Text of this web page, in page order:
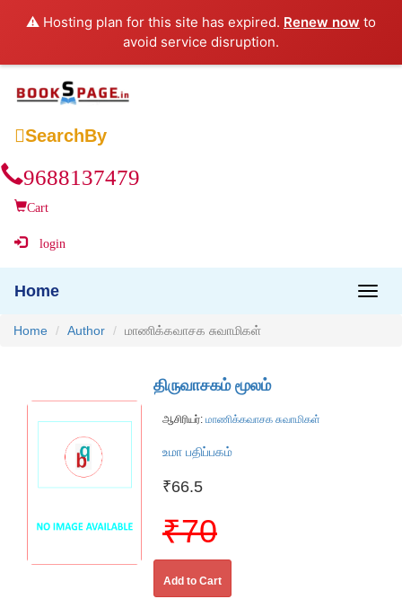
⚠️ Hosting plan for this site has expired. Renew now to
avoid service disruption.
SearchBy
9688137479
Cart
login
Home
Home Author மாணிக்கவாசக சுவாமிகள்
திருவாசகம் மூலம்
ஆசிரியர்: மாணிக்கவாசக சுவாமிகள்
உமா பதிப்பகம்
₹66.5
₹70
Add to Cart